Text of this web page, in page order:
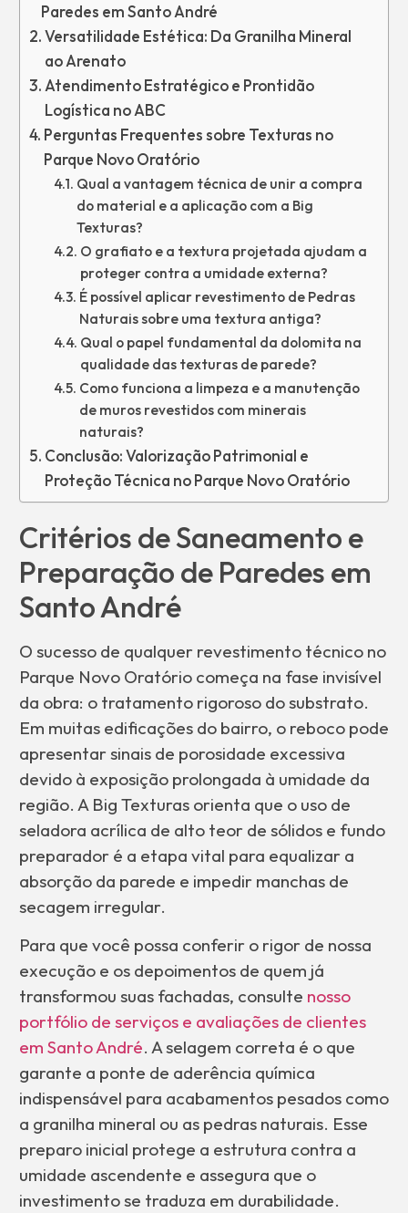
Paredes em Santo André
Versatilidade Estética: Da Granilha Mineral
ao Arenato
Atendimento Estratégico e Prontidão
Logística no ABC
Perguntas Frequentes sobre Texturas no
Parque Novo Oratório
Qual a vantagem técnica de unir a compra
do material e a aplicação com a Big
Texturas?
O grafiato e a textura projetada ajudam a
proteger contra a umidade externa?
É possível aplicar revestimento de Pedras
Naturais sobre uma textura antiga?
Qual o papel fundamental da dolomita na
qualidade das texturas de parede?
Como funciona a limpeza e a manutenção
de muros revestidos com minerais
naturais?
Conclusão: Valorização Patrimonial e
Proteção Técnica no Parque Novo Oratório
Critérios de Saneamento e
Preparação de Paredes em
Santo André
O sucesso de qualquer revestimento técnico no
Parque Novo Oratório começa na fase invisível
da obra: o tratamento rigoroso do substrato.
Em muitas edificações do bairro, o reboco pode
apresentar sinais de porosidade excessiva
devido à exposição prolongada à umidade da
região. A Big Texturas orienta que o uso de
seladora acrílica de alto teor de sólidos e fundo
preparador é a etapa vital para equalizar a
absorção da parede e impedir manchas de
secagem irregular.
Para que você possa conferir o rigor de nossa
execução e os depoimentos de quem já
transformou suas fachadas, consulte nosso
portfólio de serviços e avaliações de clientes
em Santo André. A selagem correta é o que
garante a ponte de aderência química
indispensável para acabamentos pesados como
a granilha mineral ou as pedras naturais. Esse
preparo inicial protege a estrutura contra a
umidade ascendente e assegura que o
investimento se traduza em durabilidade.